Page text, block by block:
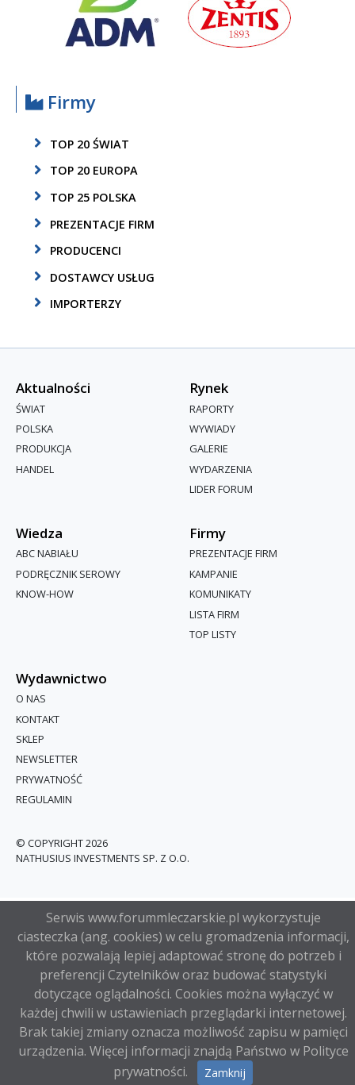
Firmy
TOP 20 ŚWIAT
TOP 20 EUROPA
TOP 25 POLSKA
PREZENTACJE FIRM
PRODUCENCI
DOSTAWCY USŁUG
IMPORTERZY
Aktualności
ŚWIAT
POLSKA
PRODUKCJA
HANDEL
Rynek
RAPORTY
WYWIADY
GALERIE
WYDARZENIA
LIDER FORUM
Wiedza
ABC NABIAŁU
PODRĘCZNIK SEROWY
KNOW-HOW
Firmy
PREZENTACJE FIRM
KAMPANIE
KOMUNIKATY
LISTA FIRM
TOP LISTY
Wydawnictwo
O NAS
KONTAKT
SKLEP
NEWSLETTER
PRYWATNOŚĆ
REGULAMIN
© COPYRIGHT 2026
NATHUSIUS INVESTMENTS SP. Z O.O.
Serwis www.forummleczarskie.pl wykorzystuje
ciasteczka (ang. cookies) w celu gromadzenia informacji,
które pozwalają lepiej adaptować stronę do potrzeb i
preferencji Czytelników oraz budować statystyki
dotyczące oglądalności. Cookies można wyłączyć w
każdej chwili w ustawieniach przeglądarki internetowej.
Brak takiej zmiany oznacza możliwość zapisu w pamięci
urządzenia. Więcej informacji znajdą Państwo w Polityce
prywatności. Zamknij